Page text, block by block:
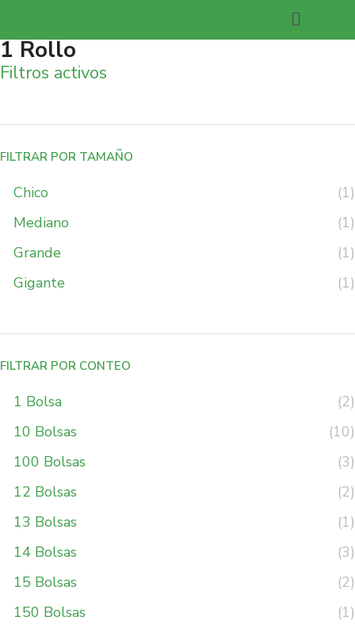
1 Rollo
Filtros activos
FILTRAR POR TAMAÑO
Chico
(1)
Mediano
(1)
Grande
(1)
Gigante
(1)
FILTRAR POR CONTEO
1 Bolsa
(2)
10 Bolsas
(10)
100 Bolsas
(3)
12 Bolsas
(2)
13 Bolsas
(1)
14 Bolsas
(3)
15 Bolsas
(2)
150 Bolsas
(1)